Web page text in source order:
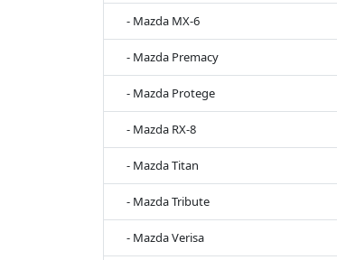
- Mazda MX-6
- Mazda Premacy
- Mazda Protege
- Mazda RX-8
- Mazda Titan
- Mazda Tribute
- Mazda Verisa